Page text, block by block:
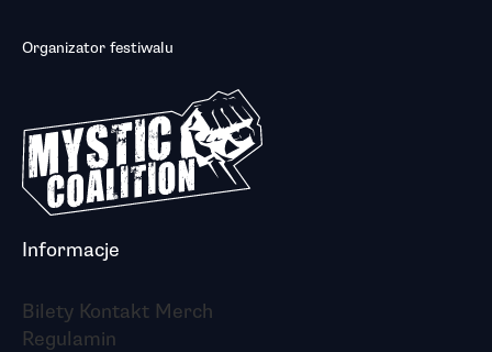
Organizator festiwalu
Informacje
Bilety Kontakt Merch
Regulamin